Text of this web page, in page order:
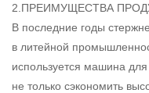
2.ПРЕИМУЩЕСТВА
В последние годы
в литейной
используется машина
не только сэкономить